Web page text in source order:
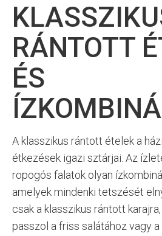
RÁNTOTT
ÉS
A klasszikus rántott ételek a
étkezések igazi sztárjai. Az
ropogós falatok olyan
amelyek mindenki tetszését
csak a klasszikus rántott
passzol a friss salátához vagy